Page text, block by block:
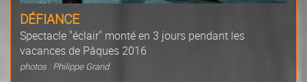
DÉFIANCE
Spectacle "éclair" monté en 3 jours pendant les
vacances de Pâques 2016
photos : Philippe Grand